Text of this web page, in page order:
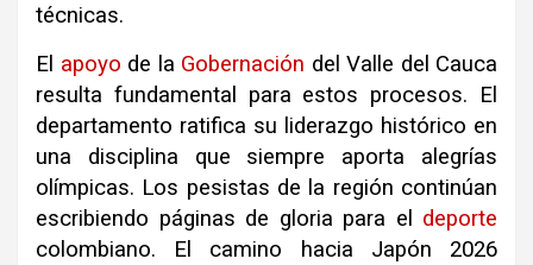
técnicas.
El apoyo de la Gobernación del Valle del Cauca
resulta fundamental para estos procesos. El
departamento ratifica su liderazgo histórico en
una disciplina que siempre aporta alegrías
olímpicas. Los pesistas de la región continúan
escribiendo páginas de gloria para el deporte
colombiano. El camino hacia Japón 2026